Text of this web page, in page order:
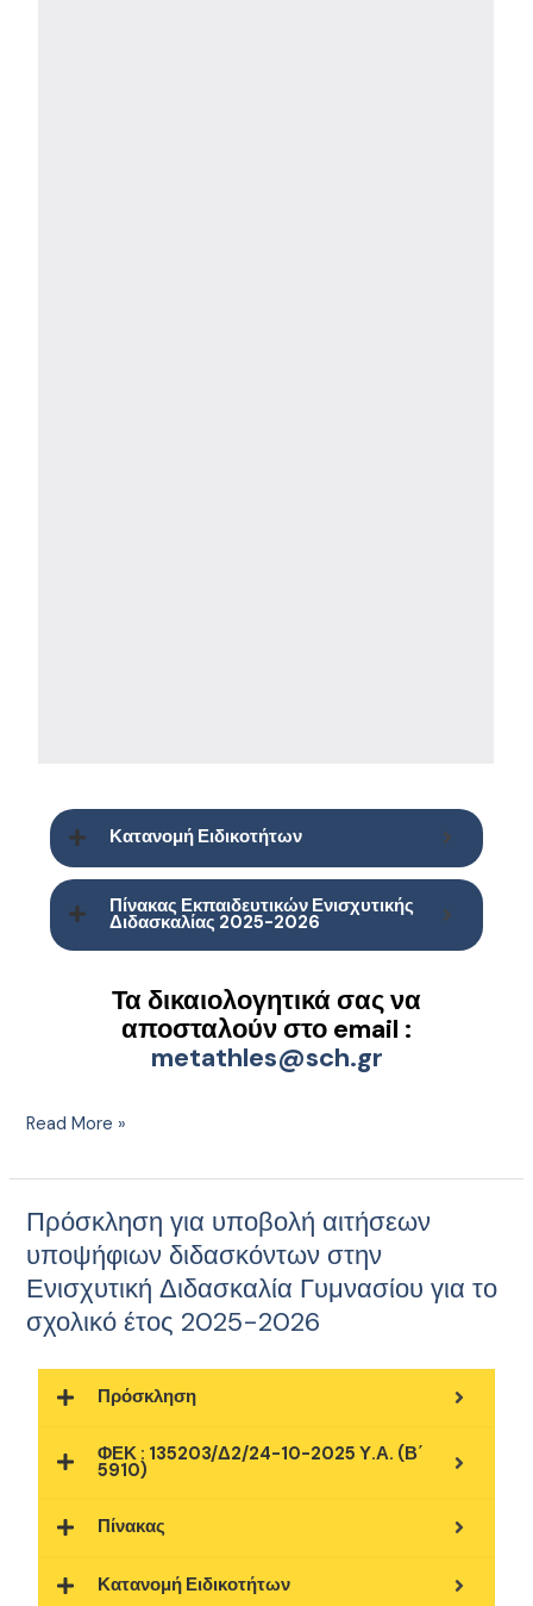
Κατανομή Ειδικοτήτων
Πίνακας Εκπαιδευτικών Ενισχυτικής
Διδασκαλίας 2025-2026
Τα δικαιολογητικά σας να
αποσταλούν στο email :
metathles@sch.gr
Read More »
Πρόσκληση για υποβολή αιτήσεων
υποψήφιων διδασκόντων στην
Ενισχυτική Διδασκαλία Γυμνασίου για το
σχολικό έτος 2025-2026
Πρόσκληση
ΦΕΚ : 135203/Δ2/24-10-2025 Υ.Α. (Β΄
5910)
Πίνακας
Κατανομή Ειδικοτήτων
Πρόσκληση
για
υποβολή
αιτήσεων
υποψήφιων
στην
Διδασκαλία
Γυμνασίου
έτος